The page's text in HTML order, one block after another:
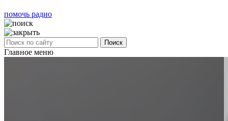
помочь радио
Поиск
Главное меню